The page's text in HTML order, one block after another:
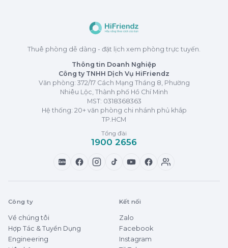
Thuê phòng dễ dàng - đặt lịch xem phòng trực tuyến.
Thông tin Doanh Nghiệp
Công ty TNHH Dịch Vụ HiFriendz
Văn phòng: 372/17 Cách Mạng Tháng 8, Phường
Nhiêu Lộc, Thành phố Hồ Chí Minh
MST: 0318368363
Hệ thống: 20+ văn phòng chi nhánh phủ khắp
TP.HCM
Tổng đài
1900 2656
Zalo
Công ty
Về chúng tôi
Hợp Tác & Tuyển Dụng
Engineering
Kết nối
Zalo
Facebook
Instagram